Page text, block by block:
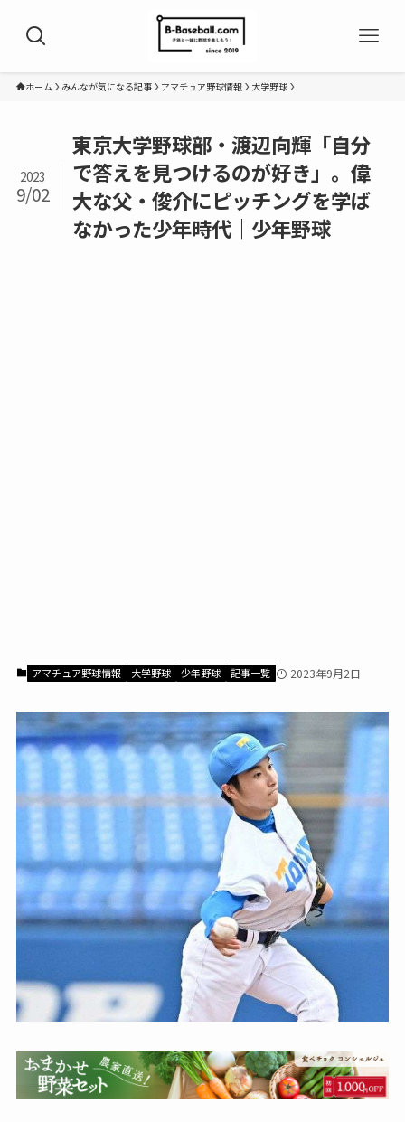
ホーム みんなが気になる記事 アマチュア野球情報 大学野球
東京大学野球部・渡辺向輝「自分
で答えを見つけるのが好き」。偉
大な父・俊介にピッチングを学ば
なかった少年時代｜少年野球
2023
9/02
アマチュア野球情報 大学野球 少年野球 記事一覧 2023年9月2日